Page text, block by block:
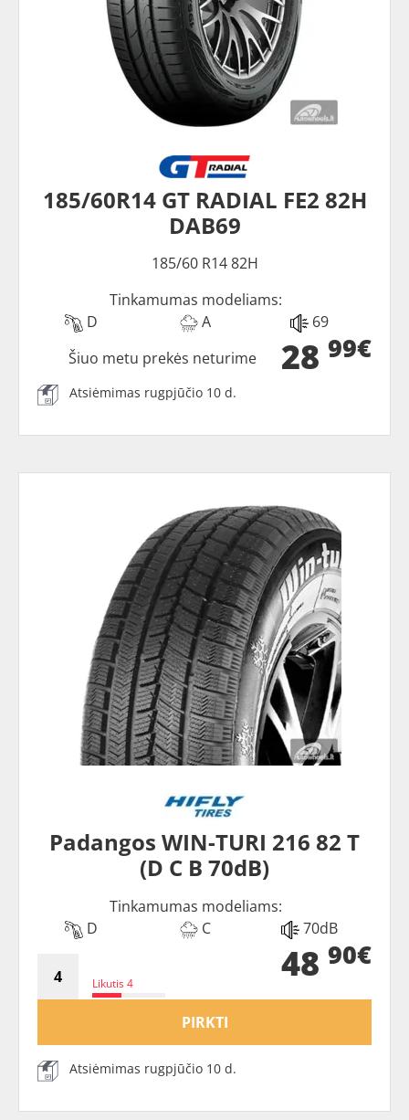
185/60R14 GT RADIAL FE2 82H
DAB69
185/60 R14 82H
Tinkamumas modeliams:
D
A 69
28 99€
Šiuo metu prekės neturime
Atsiėmimas rugpjūčio 10 d.
Padangos WIN-TURI 216 82 T
(D C B 70dB)
Tinkamumas modeliams:
D
C 70dB
Likutis 4 48 90€
PIRKTI
Atsiėmimas rugpjūčio 10 d.